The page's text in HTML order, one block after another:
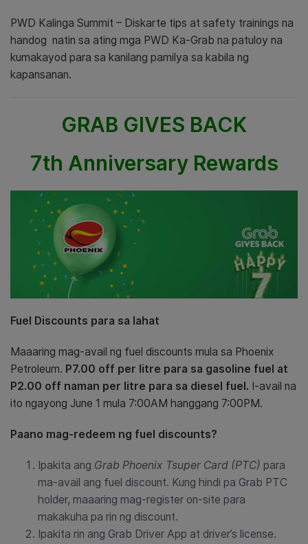
PWD Kalinga Summit – Diskarte tips at safety trainings na
handog natin sa ating mga PWD Ka-Grab na patuloy na
kumakayod para sa kanilang pamilya sa kabila ng
kapansanan.
GRAB GIVES BACK
7th Anniversary Rewards
Fuel Discounts para sa lahat
Maaaring mag-avail ng fuel discounts mula sa Phoenix
Petroleum. P7.00 off per litre para sa gasoline fuel at
P2.00 off naman per litre para sa diesel fuel. I-avail na
ito ngayong June 1 mula 7:00AM hanggang 7:00PM.
Paano mag-redeem ng fuel discounts?
Ipakita ang Grab Phoenix Tsuper Card (PTC) para
ma-avail ang fuel discount. Kung hindi pa Grab PTC
holder, maaaring mag-register on-site para
makakuha pa rin ng discount.
Ipakita rin ang Grab Driver App at driver’s license.